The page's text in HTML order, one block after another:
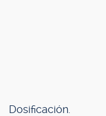
Dosificación.